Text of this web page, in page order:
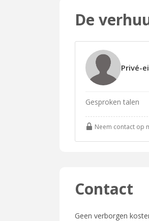
De
Privé-
Gesproken talen
Neem contact op
Contact
Geen verborgen